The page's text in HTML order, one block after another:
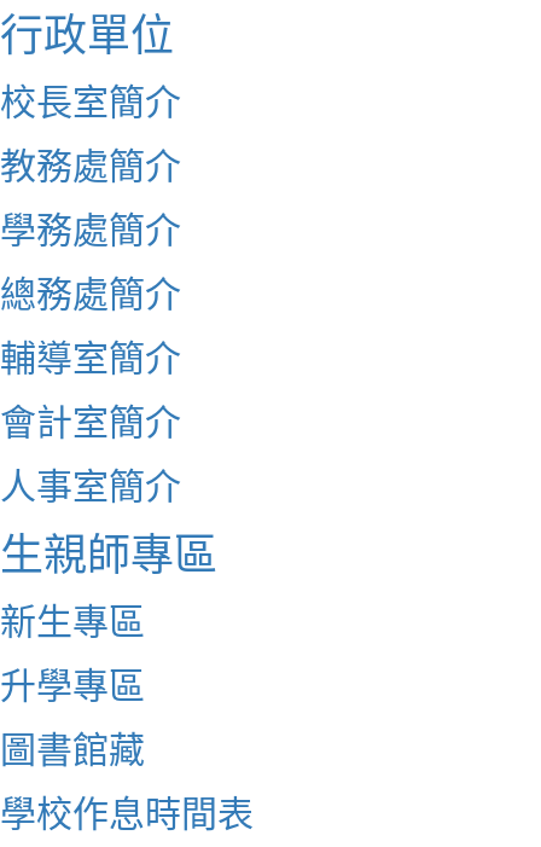
行政單位
校長室簡介
教務處簡介
學務處簡介
總務處簡介
輔導室簡介
會計室簡介
人事室簡介
生親師專區
新生專區
升學專區
圖書館藏
學校作息時間表